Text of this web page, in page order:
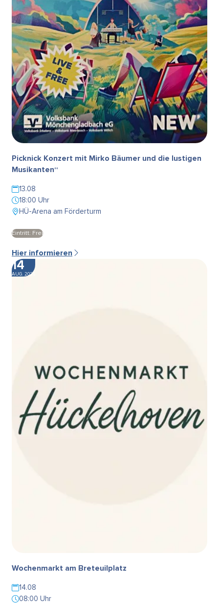
Picknick Konzert mit Mirko Bäumer und die lustigen
Musikanten“
13.08
18:00 Uhr
HÜ-Arena am Förderturm
Eintritt: Frei
Hier informieren
14
AUG. 2026
Wochenmarkt am Breteuilplatz
14.08
08:00 Uhr